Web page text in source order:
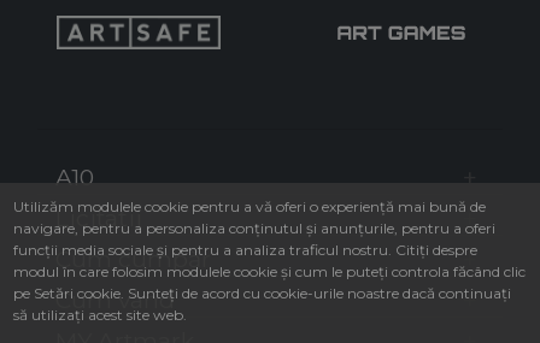
A10
Licitații
Cum cumpăr
Cum vând
Utilizăm modulele cookie pentru a vă oferi o experiență mai bună de
navigare, pentru a personaliza conținutul și anunțurile, pentru a oferi
funcții media sociale și pentru a analiza traficul nostru. Citiți despre
modul în care folosim modulele cookie și cum le puteți controla făcând clic
pe Setări cookie. Sunteți de acord cu cookie-urile noastre dacă continuați
să utilizați acest site web.